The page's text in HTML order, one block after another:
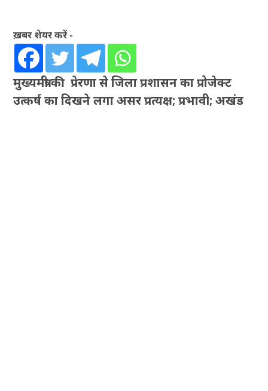
ख़बर शेयर करें -
मुख्यमंत्री की प्रेरणा से जिला प्रशासन का प्रोजेक्ट
उत्कर्ष का दिखने लगा असर प्रत्यक्ष; प्रभावी; अखंड